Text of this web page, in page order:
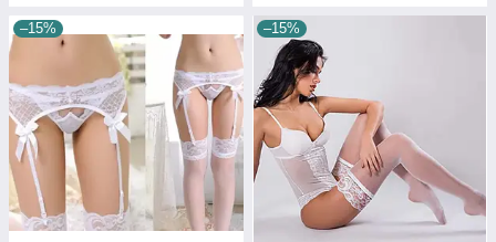
–15% –15%